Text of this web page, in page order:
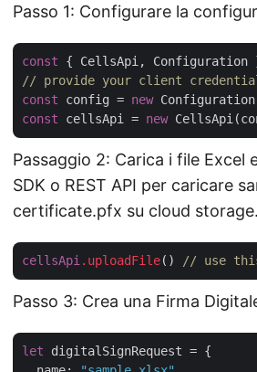
Passo 1: Configurare la
const { CellsApi, Configuration
// provide your client
const config = new
const cellsApi = new
Passaggio 2: Carica i file Excel
SDK o REST API per caricare
certificate.pfx su cloud storage.
cellsApi .uploadFile() // use
Passo 3: Crea una Firma
let digitalSignRequest = {